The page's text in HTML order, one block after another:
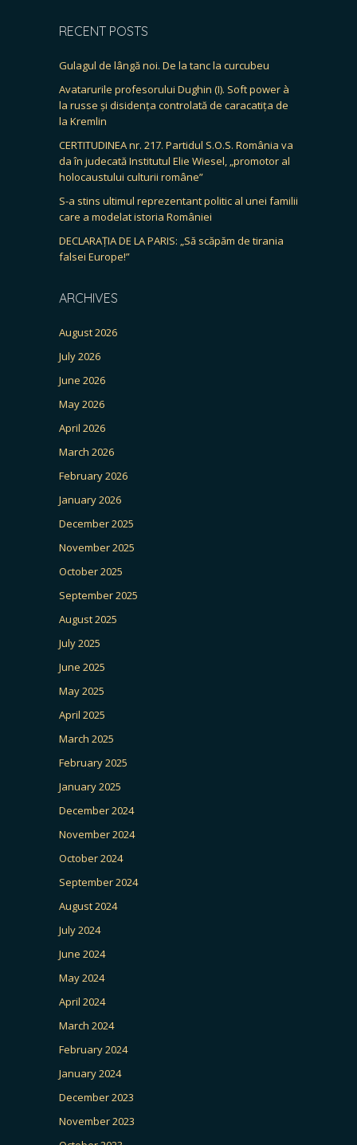
RECENT POSTS
Gulagul de lângă noi. De la tanc la curcubeu
Avatarurile profesorului Dughin (I). Soft power à
la russe și disidența controlată de caracatița de
la Kremlin
CERTITUDINEA nr. 217. Partidul S.O.S. România va
da în judecată Institutul Elie Wiesel, „promotor al
holocaustului culturii române”
S-a stins ultimul reprezentant politic al unei familii
care a modelat istoria României
DECLARAȚIA DE LA PARIS: „Să scăpăm de tirania
falsei Europe!”
ARCHIVES
August 2026
July 2026
June 2026
May 2026
April 2026
March 2026
February 2026
January 2026
December 2025
November 2025
October 2025
September 2025
August 2025
July 2025
June 2025
May 2025
April 2025
March 2025
February 2025
January 2025
December 2024
November 2024
October 2024
September 2024
August 2024
July 2024
June 2024
May 2024
April 2024
March 2024
February 2024
January 2024
December 2023
November 2023